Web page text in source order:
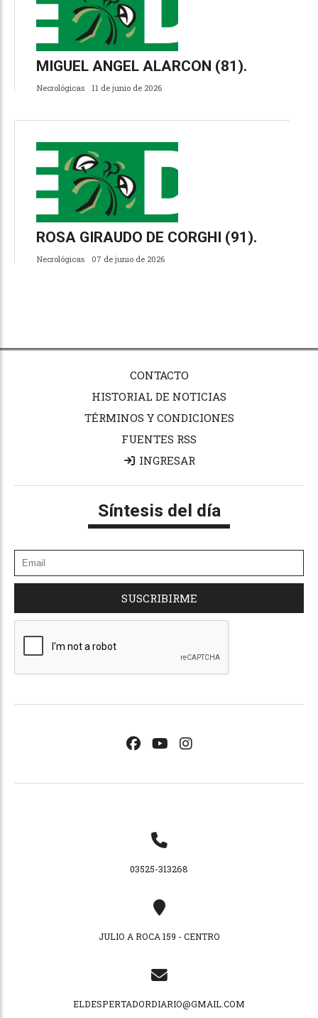
MIGUEL ANGEL ALARCON (81).
Necrológicas 11 de junio de 2026
ROSA GIRAUDO DE CORGHI (91).
Necrológicas 07 de junio de 2026
CONTACTO
HISTORIAL DE NOTICIAS
TÉRMINOS Y CONDICIONES
FUENTES RSS
INGRESAR
Síntesis del día
SUSCRIBIRME
03525-313268
JULIO A ROCA 159 - CENTRO
ELDESPERTADORDIARIO@GMAIL.COM